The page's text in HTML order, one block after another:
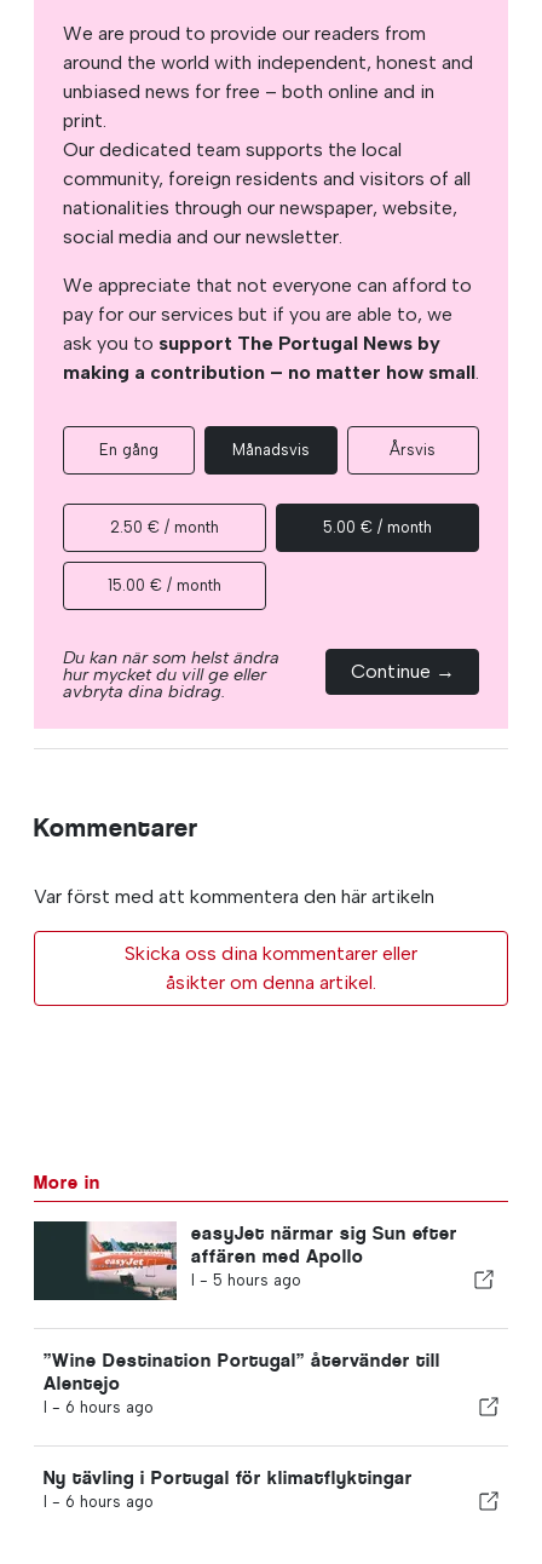
We are proud to provide our readers from
around the world with independent, honest and
unbiased news for free – both online and in
print.
Our dedicated team supports the local
community, foreign residents and visitors of all
nationalities through our newspaper, website,
social media and our newsletter.
We appreciate that not everyone can afford to
pay for our services but if you are able to, we
ask you to support The Portugal News by
making a contribution – no matter how small.
En gång Månadsvis Årsvis
2.50 € / month 5.00 € / month
15.00 € / month
Du kan när som helst ändra
hur mycket du vill ge eller
avbryta dina bidrag.
Continue →
Kommentarer
Var först med att kommentera den här artikeln
Skicka oss dina kommentarer eller
åsikter om denna artikel.
More in
easyJet närmar sig Sun efter
affären med Apollo
I - 5 hours ago
”Wine Destination Portugal” återvänder till
Alentejo
I - 6 hours ago
Ny tävling i Portugal för klimatflyktingar
I - 6 hours ago